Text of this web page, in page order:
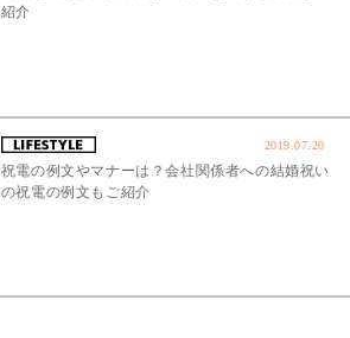
紹介
2019.07.20
祝電の例文やマナーは？会社関係者への結婚祝い
の祝電の例文もご紹介